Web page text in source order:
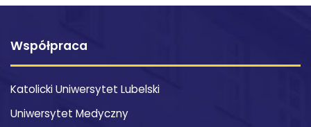
Współpraca
Katolicki Uniwersytet Lubelski
Uniwersytet Medyczny